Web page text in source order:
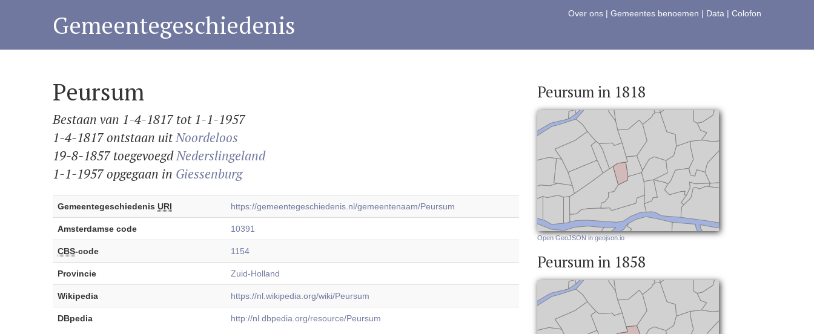
Over ons | Gemeentes benoemen | Data | Colofon
Gemeentegeschiedenis
Peursum
Bestaan van 1-4-1817 tot 1-1-1957
1-4-1817 ontstaan uitNoordeloos
19-8-1857 toegevoegdNederslingeland
1-1-1957 opgegaan in Giessenburg
Gemeentegeschiedenis URI https://gemeentegeschiedenis.nl/gemeentenaam/Peursum
Amsterdamse code 10391
CBS-code 1154
Provincie Zuid-Holland
Wikipedia https://nl.wikipedia.org/wiki/Peursum
DBpedia http://nl.dbpedia.org/resource/Peursum
Peursum in 1818
Open GeoJSON in geojson.io
Peursum in 1858